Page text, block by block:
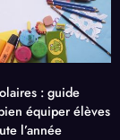
: guide
équiper élèves
l’année